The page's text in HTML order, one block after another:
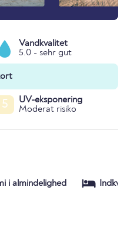
Vandkvalitet
5.0 - sehr gut
5
UV-eksponering
Moderat risiko
i almindelighed